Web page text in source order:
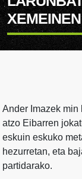
XEMEINEN
Ander Imazek min
atzo Eibarren
eskuin eskuko
hezurretan, eta
partidarako.